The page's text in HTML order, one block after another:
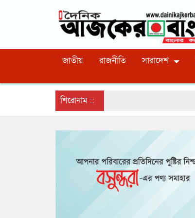
জাতীয় রাজনীতি সারাদেশ
শিরোনাম ::